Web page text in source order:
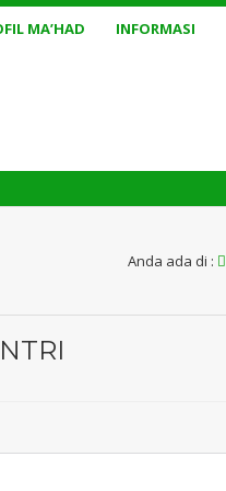
MA’HAD INFORMASI
Anda ada di :